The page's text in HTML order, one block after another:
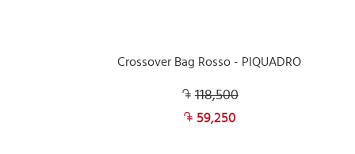
Crossover Bag Rosso - PIQUADRO
118,500
59,250